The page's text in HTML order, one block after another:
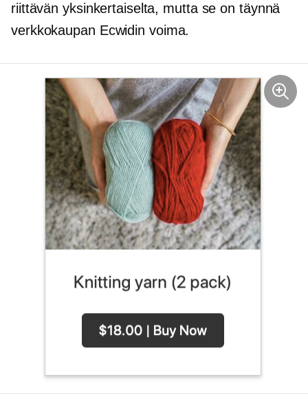
riittävän yksinkertaiselta, mutta se on täynnä
verkkokaupan Ecwidin voima.